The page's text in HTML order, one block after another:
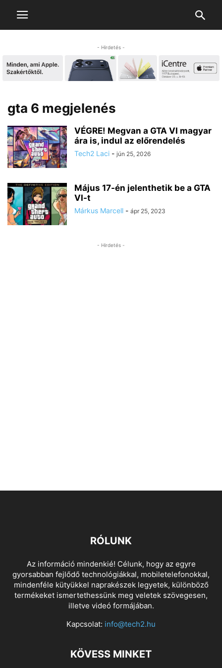
- Hirdetés -
gta 6 megjelenés
VÉGRE! Megvan a GTA VI magyar
ára is, indul az előrendelés
Tech2 Laci - jún 25, 2026
Május 17-én jelenthetik be a GTA
VI-t
Márkus Marcell - ápr 25, 2023
- Hirdetés -
RÓLUNK
Az információ mindenkié! Célunk, hogy az egyre
gyorsabban fejlődő technológiákkal, mobiletelefonokkal,
mindenféle kütyükkel naprakészek legyetek, különböző
termékeket ismertethessünk meg veletek szövegesen,
illetve videó formájában.
Kapcsolat: info@tech2.hu
KÖVESS MINKET